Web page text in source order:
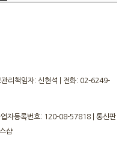
리책임자: 신현석 | 전화: 02-6249-
자등록번호: 120-08-57818 | 통신판
샵